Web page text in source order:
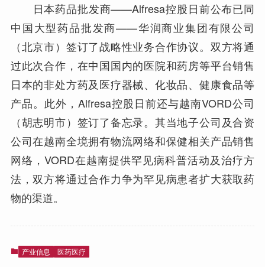
日本药品批发商——Alfresa控股日前公布已同
中国大型药品批发商——华润商业集团有限公司
（北京市）签订了战略性业务合作协议。双方将通
过此次合作，在中国国内的医院和药房等平台销售
日本的非处方药及医疗器械、化妆品、健康食品等
产品。此外，Alfresa控股日前还与越南VORD公司
（胡志明市）签订了备忘录。其当地子公司及合资
公司在越南全境拥有物流网络和保健相关产品销售
网络，VORD在越南提供罕见病科普活动及治疗方
法，双方将通过合作力争为罕见病患者扩大获取药
物的渠道。
产业信息 医药医疗